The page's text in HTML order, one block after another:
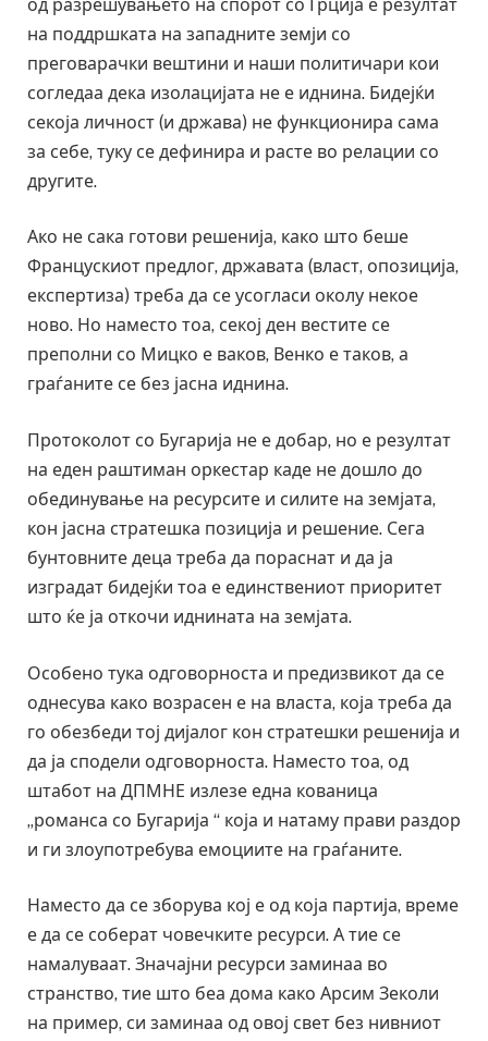
од разрешувањето на спорот со Грција е резултат
на поддршката на западните земји со
преговарачки вештини и наши политичари кои
согледаа дека изолацијата не е иднина. Бидејќи
секоја личност (и држава) не функционира сама
за себе, туку се дефинира и расте во релации со
другите.
Ако не сака готови решенија, како што беше
Францускиот предлог, државата (власт, опозиција,
експертиза) треба да се усогласи околу некое
ново. Но наместо тоа, секој ден вестите се
преполни со Мицко е ваков, Венко е таков, а
граѓаните се без јасна иднина.
Протоколот со Бугарија не е добар, но е резултат
на еден раштиман оркестар каде не дошло до
обединување на ресурсите и силите на земјата,
кон јасна стратешка позиција и решение. Сега
бунтовните деца треба да пораснат и да ја
изградат бидејќи тоа е единствениот приоритет
што ќе ја откочи иднината на земјата.
Особено тука одговорноста и предизвикот да се
однесува како возрасен е на власта, која треба да
го обезбеди тој дијалог кон стратешки решенија и
да ја сподели одговорноста. Наместо тоа, од
штабот на ДПМНЕ излезе една кованица
„романса со Бугарија “ која и натаму прави раздор
и ги злоупотребува емоциите на граѓаните.
Наместо да се зборува кој е од која партија, време
е да се соберат човечките ресурси. А тие се
намалуваат. Значајни ресурси заминаа во
странство, тие што беа дома како Арсим Зеколи
на пример, си заминаа од овој свет без нивниот